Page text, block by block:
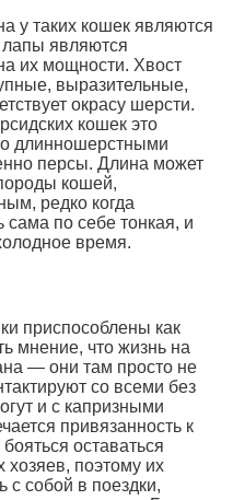
у таких кошек являются
лапы являются
их мощности. Хвост
выразительные,
окрасу шерсти.
кошек это
длинношерстными
персы. Длина может
кошей,
редко когда
по себе тонкая, и
время.
приспособлены как
мнение, что жизнь на
— они там просто не
со всеми без
и с капризными
привязанность к
оставаться
хозяев, поэтому их
с собой в поездки,